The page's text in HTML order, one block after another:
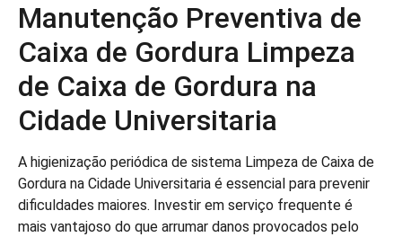
Manutenção Preventiva de
Caixa de Gordura Limpeza
de Caixa de Gordura na
Cidade Universitaria
A higienização periódica de sistema Limpeza de Caixa de
Gordura na Cidade Universitaria é essencial para prevenir
dificuldades maiores. Investir em serviço frequente é
mais vantajoso do que arrumar danos provocados pelo